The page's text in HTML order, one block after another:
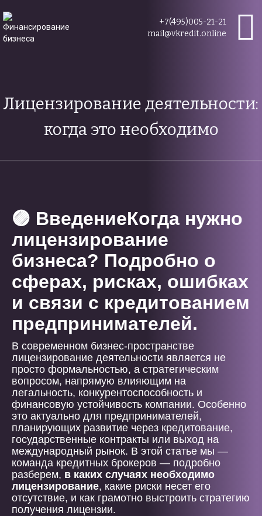
+7(495)005-21-21
mail@vkredit.online
Лицензирование деятельности:
когда это необходимо
🟣 ВведениеКогда нужно
лицензирование
бизнеса? Подробно о
сферах, рисках, ошибках
и связи с кредитованием
предпринимателей.
В современном бизнес-пространстве
лицензирование деятельности является не
просто формальностью, а стратегическим
вопросом, напрямую влияющим на
легальность, конкурентоспособность и
финансовую устойчивость компании. Особенно
это актуально для предпринимателей,
планирующих развитие через кредитование,
государственные контракты или выход на
международный рынок. В этой статье мы —
команда кредитных брокеров — подробно
разберем, в каких случаях необходимо
лицензирование, какие риски несет его
отсутствие, и как грамотно выстроить стратегию
получения лицензии.